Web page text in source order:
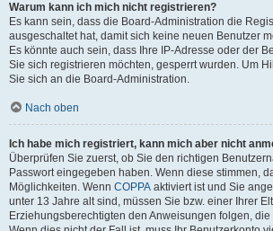
Warum kann ich mich nicht registrieren?
Es kann sein, dass die Board-Administration die
ausgeschaltet hat, damit sich keine neuen Benutzer
Es könnte auch sein, dass Ihre IP-Adresse oder der
Sie sich registrieren möchten, gesperrt wurden. Um
Sie sich an die Board-Administration.
Nach oben
Ich habe mich registriert, kann mich aber nicht
Überprüfen Sie zuerst, ob Sie den richtigen
Passwort eingegeben haben. Wenn diese stimmen,
Möglichkeiten. Wenn COPPA aktiviert ist und Sie
unter 13 Jahre alt sind, müssen Sie bzw. einer Ihrer
Erziehungsberechtigten den Anweisungen folgen,